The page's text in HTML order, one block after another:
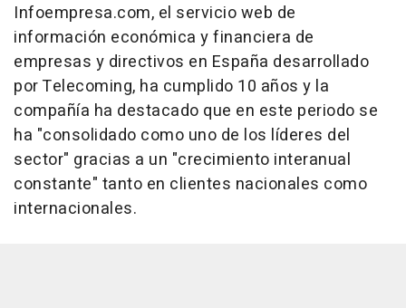
Infoempresa.com, el servicio web de
información económica y financiera de
empresas y directivos en España desarrollado
por Telecoming, ha cumplido 10 años y la
compañía ha destacado que en este periodo se
ha "consolidado como uno de los líderes del
sector" gracias a un "crecimiento interanual
constante" tanto en clientes nacionales como
internacionales.